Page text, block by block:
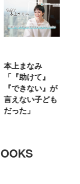
』
』が
ども
千原せいじ
育ては自分
ヤな面に直
ることが多